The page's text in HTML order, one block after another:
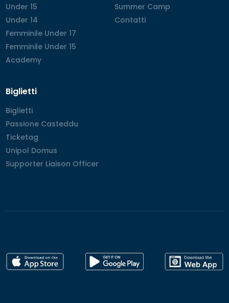
Under 15
Under 15
Under 14
Under 14
Femminile Under 17
Femminile Under 17
Femminile Under 15
Femminile Under 15
Academy
Academy
Summer Camp
Summer Camp
Contatti
Contatti
Biglietti
Biglietti
Biglietti
Passione Casteddu
Passione Casteddu
Ticketag
Ticketag
Unipol Domus
Unipol Domus
Supporter Liaison Officer
Supporter Liaison Officer